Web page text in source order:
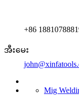
+86
အီးမေး
Mig